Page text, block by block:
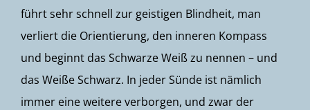
führt sehr schnell zur geistigen Blindheit, man
verliert die Orientierung, den inneren Kompass
und beginnt das Schwarze Weiß zu nennen – und
das Weiße Schwarz. In jeder Sünde ist nämlich
immer eine weitere verborgen, und zwar der